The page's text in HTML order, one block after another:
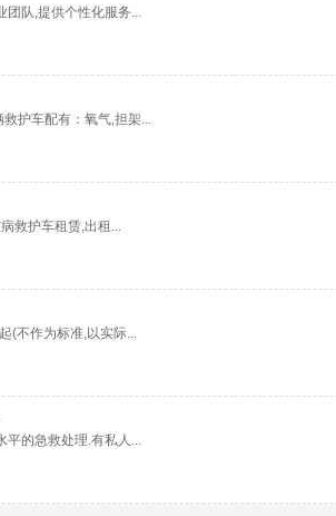
队,提供个性化服务...
护车配有：氧气,担架...
救护车租赁,出租...
(不作为标准,以实际...
的急救处理.有私人...